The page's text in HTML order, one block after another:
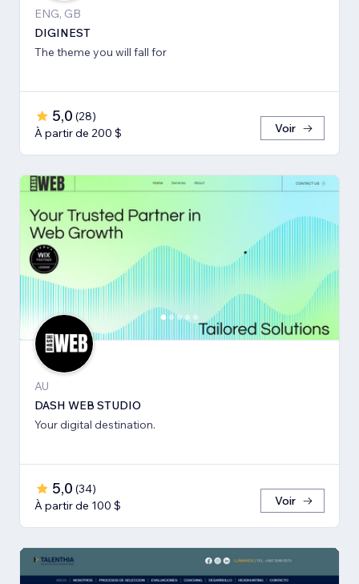
ENG, GB
DIGINEST
The theme you will fall for
5,0 (28)
À partir de 200 $
Voir
AU
DASH WEB STUDIO
Your digital destination.
5,0 (34)
À partir de 100 $
Voir